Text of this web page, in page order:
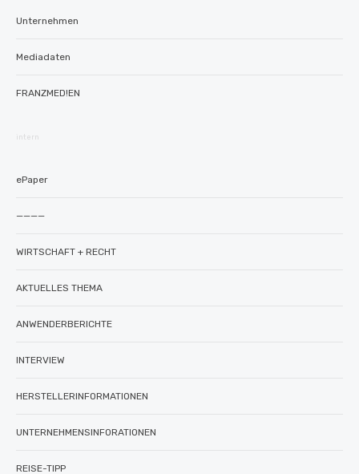
Unternehmen
Mediadaten
FRANZMED!EN
intern
ePaper
————
WIRTSCHAFT + RECHT
AKTUELLES THEMA
ANWENDERBERICHTE
INTERVIEW
HERSTELLERINFORMATIONEN
UNTERNEHMENSINFORATIONEN
REISE-TIPP